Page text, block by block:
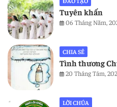
Tuyên khấn
06 Tháng Năm,
CHIA SẺ
Tình thương
20 Tháng Tám,
LỜI CHÚA